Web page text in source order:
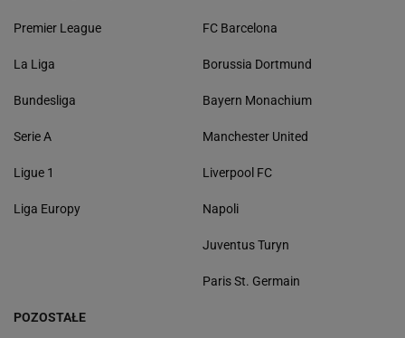
Premier League
La Liga
Bundesliga
Serie A
Ligue 1
Liga Europy
FC Barcelona
Borussia Dortmund
Bayern Monachium
Manchester United
Liverpool FC
Napoli
Juventus Turyn
Paris St. Germain
POZOSTAŁE